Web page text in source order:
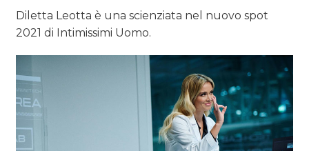
DATI
PREVISIONI/SCENARI
NORMATIVE
TREND
Diletta Leotta è una scienziata nel nuovo spot
2021 di Intimissimi Uomo.